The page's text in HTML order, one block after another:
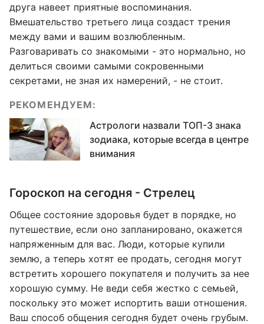
друга навеет приятные воспоминания.
Вмешательство третьего лица создаст трения
между вами и вашим возлюбленным.
Разговаривать со знакомыми - это нормально, но
делиться своими самыми сокровенными
секретами, не зная их намерений, - не стоит.
РЕКОМЕНДУЕМ:
Астрологи назвали ТОП-3 знака
зодиака, которые всегда в центре
внимания
Гороскоп на сегодня - Стрелец
Общее состояние здоровья будет в порядке, но
путешествие, если оно запланировано, окажется
напряженным для вас. Люди, которые купили
землю, а теперь хотят ее продать, сегодня могут
встретить хорошего покупателя и получить за нее
хорошую сумму. Не веди себя жестко с семьей,
поскольку это может испортить ваши отношения.
Ваш способ общения сегодня будет очень грубым.